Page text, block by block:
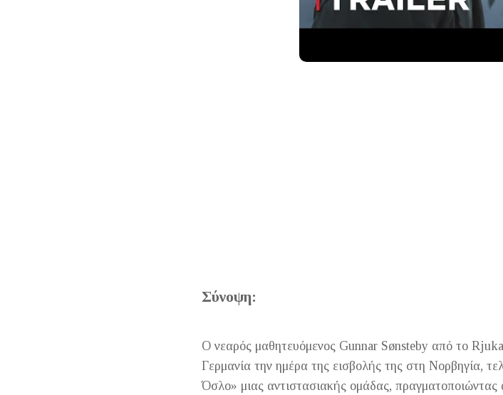
Σύνοψη:
Ο νεαρός μαθητευόμενος Gunnar Sønsteby από το
Γερμανία την ημέρα της εισβολής της στη Νορβηγία,
Όσλο» μιας αντιστασιακής ομάδας, πραγματοποιώντας